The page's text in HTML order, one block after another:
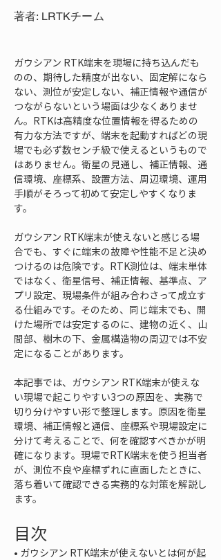
著者: LRTKチーム
ガウシアン RTK端末を現場に持ち込んだも
のの、期待した精度が出ない、固定解になら
ない、測位が安定しない、補正情報や通信が
つながらないという場面は少なくありませ
ん。RTKは高精度な位置情報を得るための
有力な方法ですが、端末を起動すればどの現
場でも必ず数センチ級で使えるというもので
はありません。衛星の見通し、補正情報、通
信環境、座標系、設置方法、周辺環境、運用
手順がそろって初めて安定しやすくなりま
す。
ガウシアン RTK端末が使えないと感じる場
合でも、すぐに端末の故障や性能不足と決め
つけるのは危険です。RTK測位は、端末単体
ではなく、衛星信号、補正情報、基準点、ア
プリ設定、現場条件が組み合わさって成立す
る仕組みです。そのため、同じ端末でも、開
けた場所では安定するのに、建物の近く、山
間部、樹木の下、金属構造物の周辺では不安
定になることがあります。
本記事では、ガウシアン RTK端末が使えな
い現場で起こりやすい3つの原因を、実務で
切り分けやすい形で整理します。原因を衛星
環境、補正情報と通信、座標系や現場設定に
分けて考えることで、何を確認すべきかが明
確になります。現場でRTK端末を使う担当者
が、測位不良や座標ずれに直面したときに、
落ち着いて確認できる実務的な対策を解説し
ます。
目次
• ガウシアン RTK端末が使えないとは何が起